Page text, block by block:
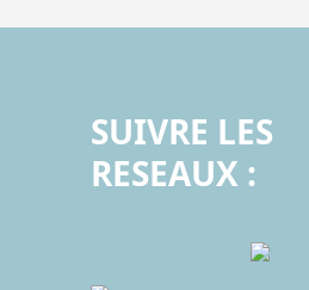
SUIVRE LES
RESEAUX :